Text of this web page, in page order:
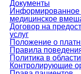
Документы
Информированное
медицинское
Договор на
услуг
Положение о
Правила
Политика в
Контролирующие